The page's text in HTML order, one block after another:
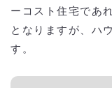
ーコスト住宅であ
となりますが、ハ
す。